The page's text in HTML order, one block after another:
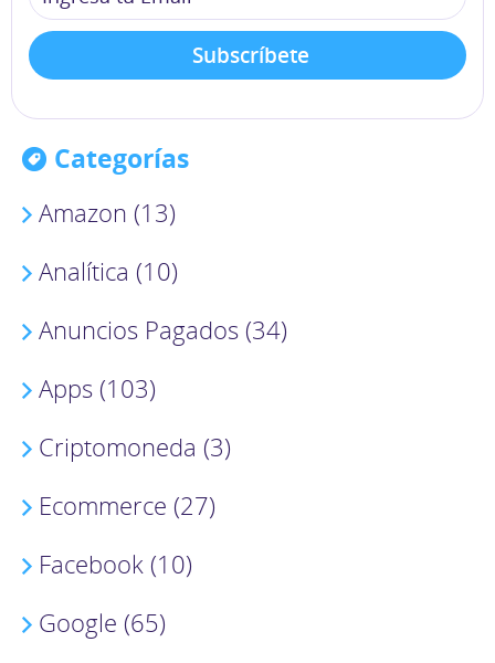
Categorías
Amazon (13)
Analítica (10)
Anuncios Pagados (34)
Apps (103)
Criptomoneda (3)
Ecommerce (27)
Facebook (10)
Google (65)